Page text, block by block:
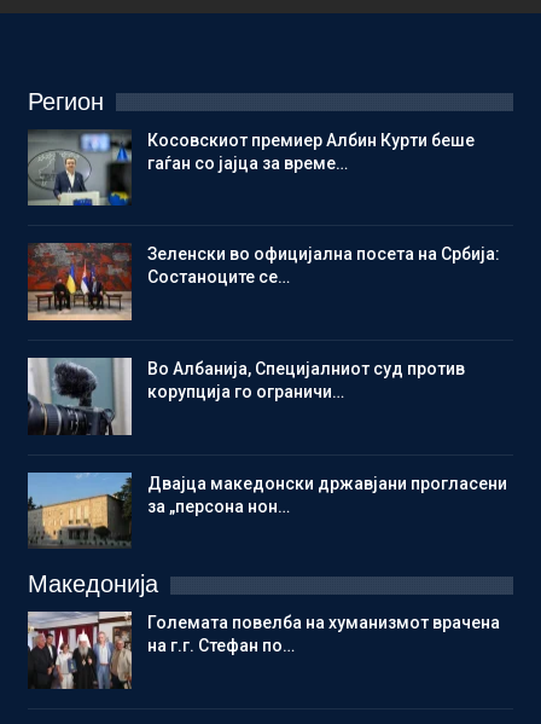
Регион
Косовскиот премиер Албин Курти беше
гаѓан со јајца за време…
Зеленски во официјална посета на Србија:
Состаноците се…
Во Албанија, Специјалниот суд против
корупција го ограничи…
Двајца македонски државјани прогласени
за „персона нон…
Македонија
Големата повелба на хуманизмот врачена
на г.г. Стефан по…